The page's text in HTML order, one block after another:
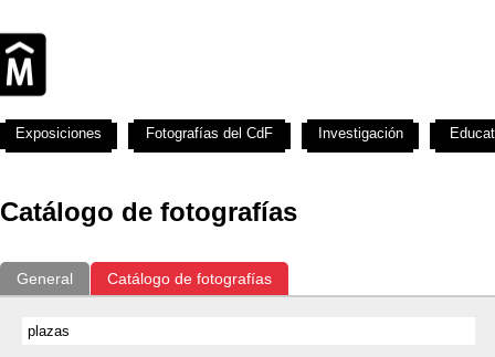
Catálogo de fotografías
General Catálogo de fotografías
Exposiciones Fotografías del CdF Investigación